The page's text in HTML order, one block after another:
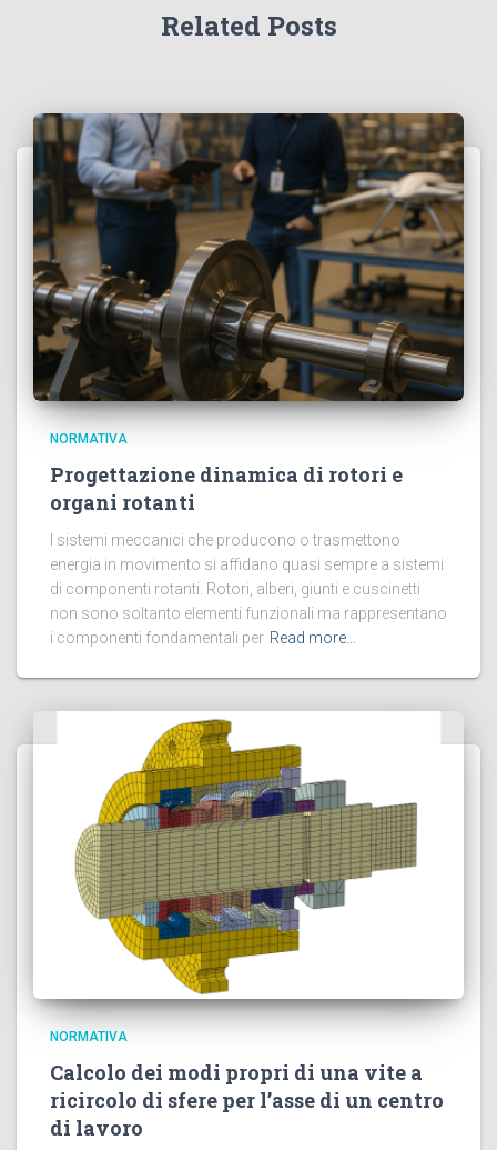
Related Posts
NORMATIVA
Progettazione dinamica di rotori e
organi rotanti
I sistemi meccanici che producono o trasmettono
energia in movimento si affidano quasi sempre a sistemi
di componenti rotanti. Rotori, alberi, giunti e cuscinetti
non sono soltanto elementi funzionali ma rappresentano
i componenti fondamentali per Read more…
NORMATIVA
Calcolo dei modi propri di una vite a
ricircolo di sfere per l’asse di un centro
di lavoro